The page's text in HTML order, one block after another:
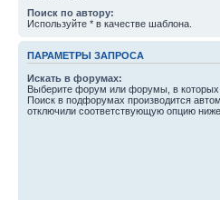
Поиск по автору:
Используйте * в качестве шаблона.
ПАРАМЕТРЫ ЗАПРОСА
Искать в форумах:
Выберите форум или форумы, в которых
Поиск в подфорумах производится
отключили соответствующую опцию ниже.